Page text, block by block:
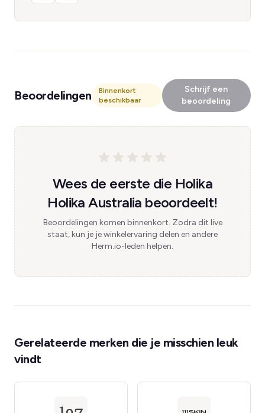
Beoordelingen
Binnenkort
beschikbaar
Schrijf een
beoordeling
Wees de eerste die Holika
Holika Australia beoordeelt!
Beoordelingen komen binnenkort. Zodra dit live
staat, kun je je winkelervaring delen en andere
Herm.io-leden helpen.
Gerelateerde merken die je misschien leuk
vindt